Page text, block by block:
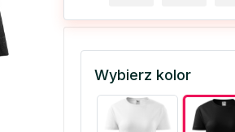
Wybierz kolor